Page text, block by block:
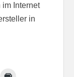
Internet
in